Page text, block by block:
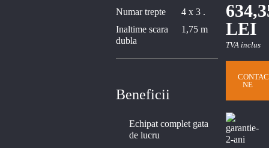
Numar trepte
4 x 3 .
Inaltime scara
dubla
1,75 m
Beneficii
Echipat complet gata
de lucru
LEI
TVA inclus
NE